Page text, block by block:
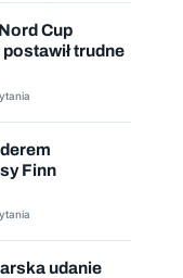
Cup
trudne
Finn
udanie